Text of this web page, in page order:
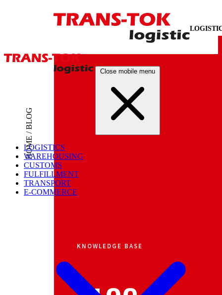
Close mobile menu
LOGISTICS
WAREHOUSING
CUSTOMS
FULFILLMENT
TRANSPORT
E-COMMERCE
HOME / BLOG
KNOWLEDGE BASE